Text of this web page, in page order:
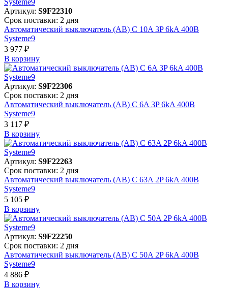
Артикул: S9F22310
Срок поставки: 2 дня
Автоматический выключатель (АВ) C 10A 3P 6kA 400В
Systeme9
3 977 ₽
В корзинy
Артикул: S9F22306
Срок поставки: 2 дня
Автоматический выключатель (АВ) C 6A 3P 6kA 400В
Systeme9
3 117 ₽
В корзинy
Артикул: S9F22263
Срок поставки: 2 дня
Автоматический выключатель (АВ) C 63A 2P 6kA 400В
Systeme9
5 105 ₽
В корзинy
Артикул: S9F22250
Срок поставки: 2 дня
Автоматический выключатель (АВ) C 50A 2P 6kA 400В
Systeme9
4 886 ₽
В корзинy